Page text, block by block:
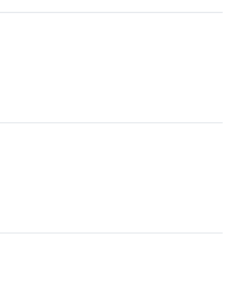
site. E também,
e ele te